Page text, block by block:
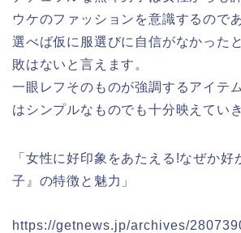
ウケのファッションを意識するので
選べば仮に服選びに自信がなかった
敗はないと言えます。
一眼レフそのものが強調するアイテ
はシンプルなものでも十分映えてい
「女性に好印象をあたえる!なぜか好
子』の特徴と魅力」
https://getnews.jp/archives/